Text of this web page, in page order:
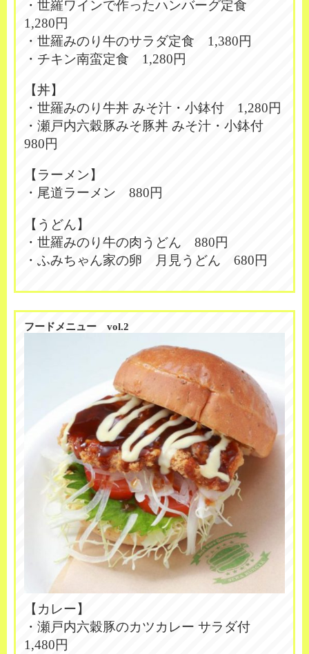
・世羅ワインで作ったハンバーグ定食
1,280円
・世羅みのり牛のサラダ定食 1,380円
・チキン南蛮定食 1,280円
【丼】
・世羅みのり牛丼 みそ汁・小鉢付 1,280円
・瀬戸内六穀豚みそ豚丼 みそ汁・小鉢付
980円
【ラーメン】
・尾道ラーメン 880円
【うどん】
・世羅みのり牛の肉うどん 880円
・ふみちゃん家の卵 月見うどん 680円
フードメニュー vol.2
【カレー】
・瀬戸内六穀豚のカツカレー サラダ付
1,480円